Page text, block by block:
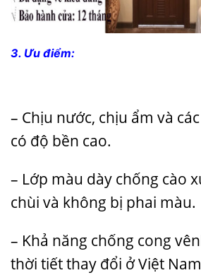
3. Ưu điểm:
– Chịu nước, chịu ẩm và
có độ bền cao.
– Lớp màu dày chống cào
chùi và không bị phai màu.
– Khả năng chống cong
thời tiết thay đổi ở Việt